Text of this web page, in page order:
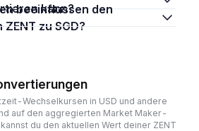
kann?
zu SGD?
Wechselkursen in USD und andere
auf den aggregierten Market Maker-
du den aktuellen Wert deiner ZENT